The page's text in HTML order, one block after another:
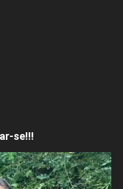
se!!!